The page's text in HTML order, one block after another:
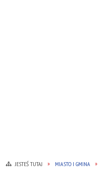
JESTEŚ TUTAJ MIASTO I GMINA